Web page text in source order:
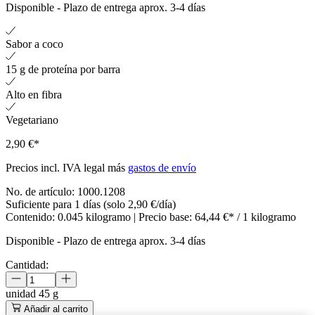
Disponible - Plazo de entrega aprox. 3-4 días
Sabor a coco
15 g de proteína por barra
Alto en fibra
Vegetariano
2,90 €*
Precios incl. IVA legal más gastos de envío
No. de artículo: 1000.1208
Suficiente para 1 días (solo 2,90 €/día)
Contenido: 0.045 kilogramo | Precio base: 64,44 €* / 1 kilogramo
Disponible - Plazo de entrega aprox. 3-4 días
Cantidad:
unidad 45 g
Añadir al carrito